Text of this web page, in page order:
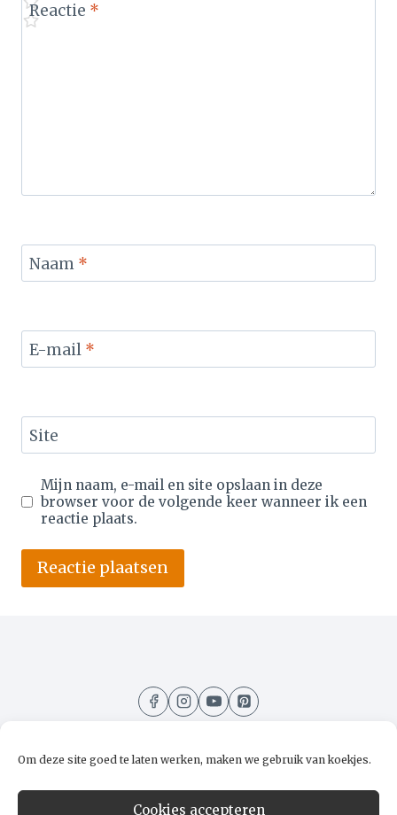
Om deze site goed te laten werken, maken we gebruik van koekjes.
Cookies accepteren
Reactie *
Naam *
E-mail *
Site
Mijn naam, e-mail en site opslaan in deze
browser voor de volgende keer wanneer ik een
reactie plaats.
Recepten Kooktips